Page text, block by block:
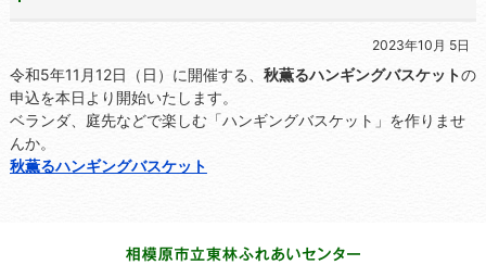
2023年10月 5日
令和5年11月12日（日）に開催する、 秋薫るハンギングバスケットの
申込を本日より開始いたします。
ベランダ、庭先などで楽しむ「ハンギングバスケット」を作りませ
んか。
秋薫るハンギングバスケット